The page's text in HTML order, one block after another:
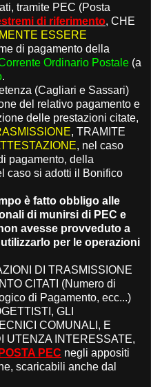
tramite PEC (Posta
di riferimento, CHE
ESSERE
di pagamento della
Ordinario Postale (a
.
(Cagliari e Sassari)
del relativo pagamento e
delle prestazioni citate,
, TRAMITE
, nel caso
pagamento, della
caso si adotti il Bonifico
è fatto obbligo alle
di munirsi di PEC e
avesse provveduto a
per le operazioni
DI TRASMISSIONE
CITATI (Numero di
di Pagamento, ecc...)
GLI
COMUNALI, E
UTENZA INTERESSATE,
PEC negli appositi
scaricabili anche dal